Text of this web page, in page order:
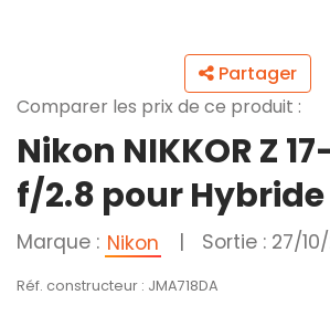
Partager
Comparer les prix de ce produit :
Nikon NIKKOR Z
f/2.8 pour Hybride
Marque : Nikon | Sortie : 27/
Réf. constructeur : JMA718DA